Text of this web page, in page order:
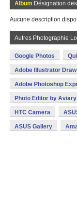
Album Désignation
Aucune description
Autres Photographie
Google Photos
Adobe Illustrator Draw
Adobe Photoshop
Photo Editor by Aviary
HTC Camera
ASUS Gallery